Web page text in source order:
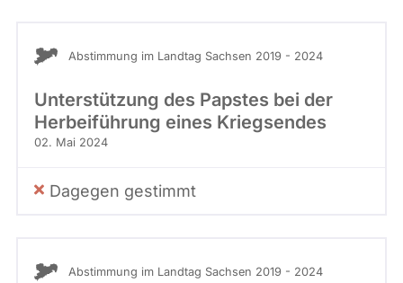
Abstimmung im Landtag Sachsen 2019 - 2024
Unterstützung des Papstes bei der
Herbeiführung eines Kriegsendes
02. Mai 2024
Dagegen gestimmt
Abstimmung im Landtag Sachsen 2019 - 2024